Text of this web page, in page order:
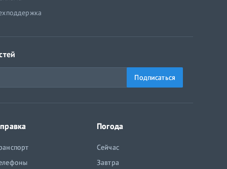
Подписаться
Погода
Сейчас
Завтра